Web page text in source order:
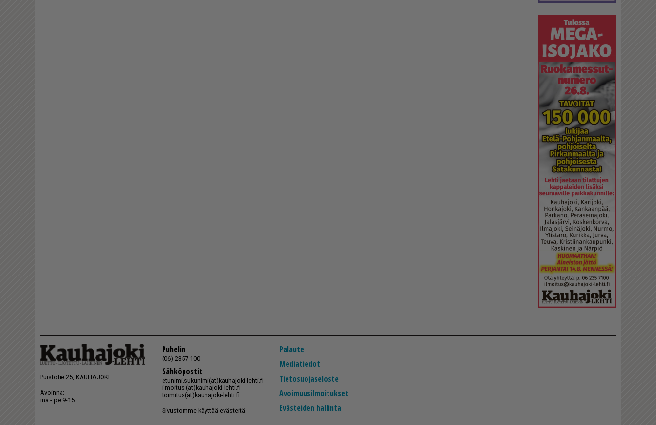
Puistotie 25, KAUHAJOKI
Avoinna:
ma - pe 9-15
Puhelin
(06) 2357 100
Sähköpostit
etunimi.sukunimi(at)kauhajoki-lehti.fi
ilmoitus (at)kauhajoki-lehti.fi
toimitus(at)kauhajoki-lehti.fi
Sivustomme käyttää evästeitä.
Palaute
Mediatiedot
Tietosuojaseloste
Avoimuusilmoitukset
Evästeiden hallinta